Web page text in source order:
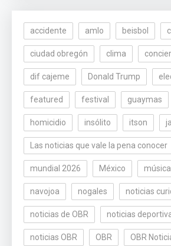
accidente amlo beisbol
ciudad obregón clima
dif cajeme Donald Trump
featured festival guaymas
homicidio insólito itson
Las noticias que vale la pena conocer
mundial 2026 México
navojoa nogales noticias
noticias de OBR noticias
noticias OBR OBR OBR